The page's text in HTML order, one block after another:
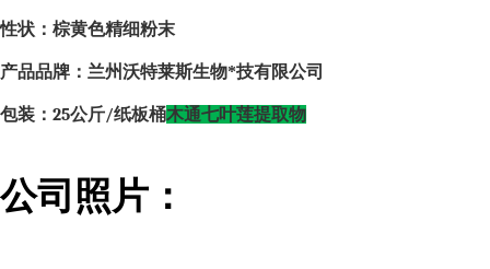
性状：棕黄色精细粉末
产品品牌：兰州沃特莱斯生物*技有限公司
包装： 25公斤/纸板桶木通七叶莲提取物
公司照片：